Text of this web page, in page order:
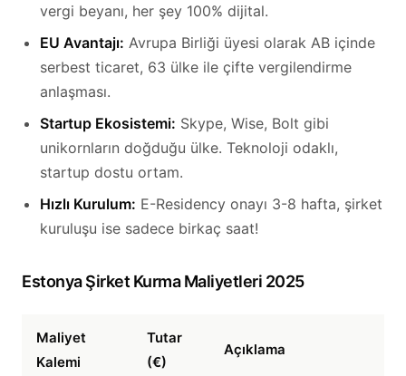
vergi beyanı, her şey 100% dijital.
EU Avantajı: Avrupa Birliği üyesi olarak AB içinde
serbest ticaret, 63 ülke ile çifte vergilendirme
anlaşması.
Startup Ekosistemi: Skype, Wise, Bolt gibi
unikornların doğduğu ülke. Teknoloji odaklı,
startup dostu ortam.
Hızlı Kurulum: E-Residency onayı 3-8 hafta, şirket
kuruluşu ise sadece birkaç saat!
Estonya Şirket Kurma Maliyetleri 2025
Maliyet
Kalemi
Tutar
(€)
Açıklama